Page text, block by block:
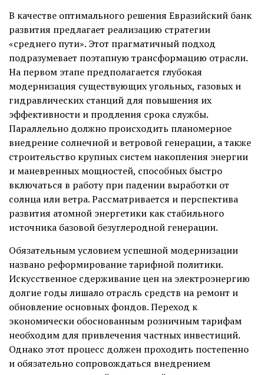
В качестве оптимального решения Евразийский банк
развития предлагает реализацию стратегии
«среднего пути». Этот прагматичный подход
подразумевает поэтапную трансформацию отрасли.
На первом этапе предполагается глубокая
модернизация существующих угольных, газовых и
гидравлических станций для повышения их
эффективности и продления срока службы.
Параллельно должно происходить планомерное
внедрение солнечной и ветровой генерации, а также
строительство крупных систем накопления энергии
и маневренных мощностей, способных быстро
включаться в работу при падении выработки от
солнца или ветра. Рассматривается и перспектива
развития атомной энергетики как стабильного
источника базовой безуглеродной генерации.
Обязательным условием успешной модернизации
названо реформирование тарифной политики.
Искусственное сдерживание цен на электроэнергию
долгие годы лишало отрасль средств на ремонт и
обновление основных фондов. Переход к
экономически обоснованным розничным тарифам
необходим для привлечения частных инвестиций.
Однако этот процесс должен проходить постепенно
и обязательно сопровождаться внедрением